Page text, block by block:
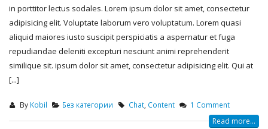
in porttitor lectus sodales. Lorem ipsum dolor sit amet, consectetur
adipisicing elit. Voluptate laborum vero voluptatum. Lorem quasi
aliquid maiores iusto suscipit perspiciatis a aspernatur et fuga
repudiandae deleniti excepturi nesciunt animi reprehenderit
similique sit. ipsum dolor sit amet, consectetur adipisicing elit. Qui at
[...]
By Kobil Без категории Chat Content 1 Comment
Read more...